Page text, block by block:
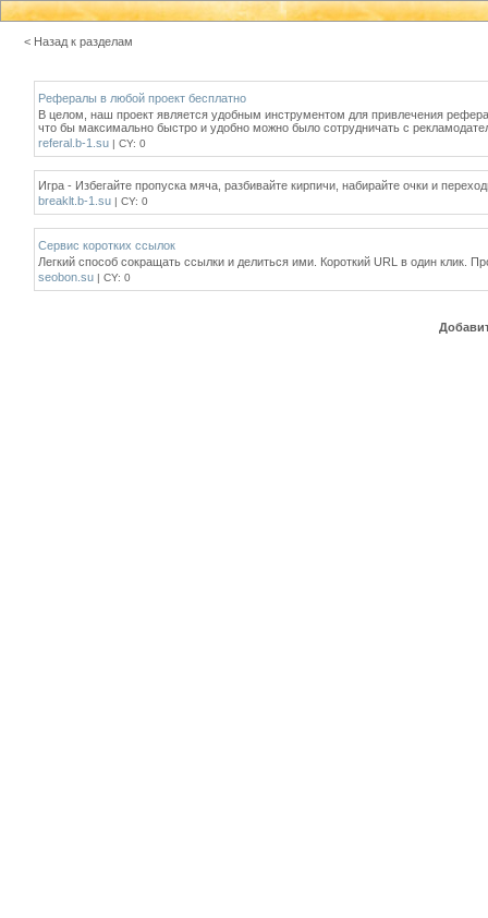
< Назад к разделам
Рефералы в любой проект бесплатно
В целом, наш проект является удобным инструментом для привлечения
что бы максимально быстро и удобно можно было сотрудничать с
referal.b-1.su | CY: 0
Игра - Избегайте пропуска мяча, разбивайте кирпичи, набирайте очки и
breaklt.b-1.su | CY: 0
Сервис коротких ссылок
Легкий способ сокращать ссылки и делиться ими. Короткий URL в один клик.
seobon.su | CY: 0